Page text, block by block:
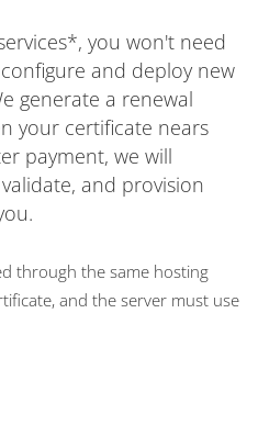
you won't need
and deploy new
generate a renewal
your certificate nears
payment, we will
and provision
through the same hosting
and the server must use